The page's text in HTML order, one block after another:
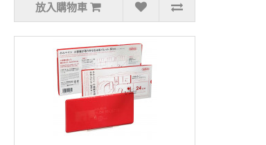
放入購物車